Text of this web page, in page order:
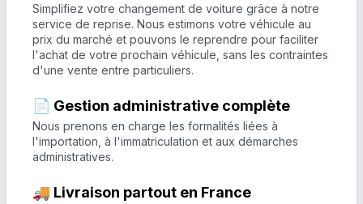
Simplifiez votre changement de voiture grâce à notre
service de reprise. Nous estimons votre véhicule au
prix du marché et pouvons le reprendre pour faciliter
l'achat de votre prochain véhicule, sans les contraintes
d'une vente entre particuliers.
📄 Gestion administrative complète
Nous prenons en charge les formalités liées à
l'importation, à l'immatriculation et aux démarches
administratives.
🚚 Livraison partout en France